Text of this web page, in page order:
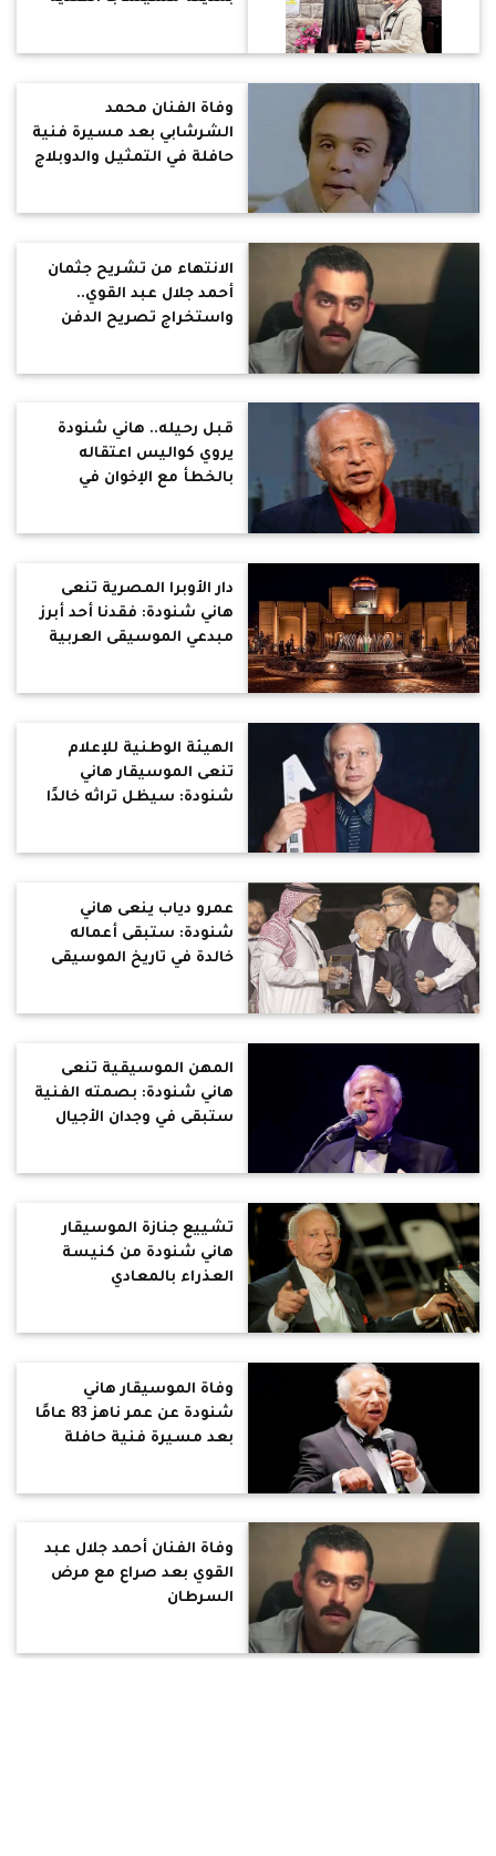
وفاة الفنان محمد
الشرشابي بعد مسيرة فنية
حافلة في التمثيل والدوبلاج
الانتهاء من تشريح جثمان
أحمد جلال عبد القوي..
واستخراج تصريح الدفن
قبل رحيله.. هاني شنودة
يروي كواليس اعتقاله
بالخطأ مع الإخوان في
دار الأوبرا المصرية تنعى
هاني شنودة: فقدنا أحد أبرز
مبدعي الموسيقى العربية
الهيئة الوطنية للإعلام
تنعى الموسيقار هاني
شنودة: سيظل تراثه خالدًا
عمرو دياب ينعى هاني
شنودة: ستبقى أعماله
خالدة في تاريخ الموسيقى
المهن الموسيقية تنعى
هاني شنودة: بصمته الفنية
ستبقى في وجدان الأجيال
تشييع جنازة الموسيقار
هاني شنودة من كنيسة
العذراء بالمعادي
وفاة الموسيقار هاني
شنودة عن عمر ناهز 83 عامًا
بعد مسيرة فنية حافلة
وفاة الفنان أحمد جلال عبد
القوي بعد صراع مع مرض
السرطان